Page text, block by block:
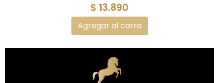
$ 13.890
Agregar al carro